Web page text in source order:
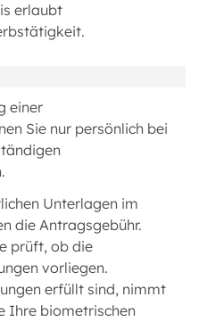
erlaubt
einer
Sie nur persönlich bei
Unterlagen im
die Antragsgebühr.
prüft, ob die
vorliegen.
erfüllt sind, nimmt
Ihre biometrischen